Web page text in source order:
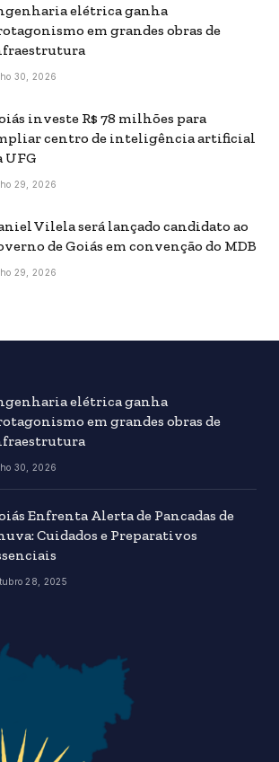
elétrica ganha
em grandes obras de
30, 2026
investe R$ 78 milhões para
centro de inteligência artificial
UFG
29, 2026
Vilela será lançado candidato ao
de Goiás em convenção do MDB
29, 2026
elétrica ganha
em grandes obras de
30, 2026
Enfrenta Alerta de Pancadas de
Cuidados e Preparativos
28, 2025